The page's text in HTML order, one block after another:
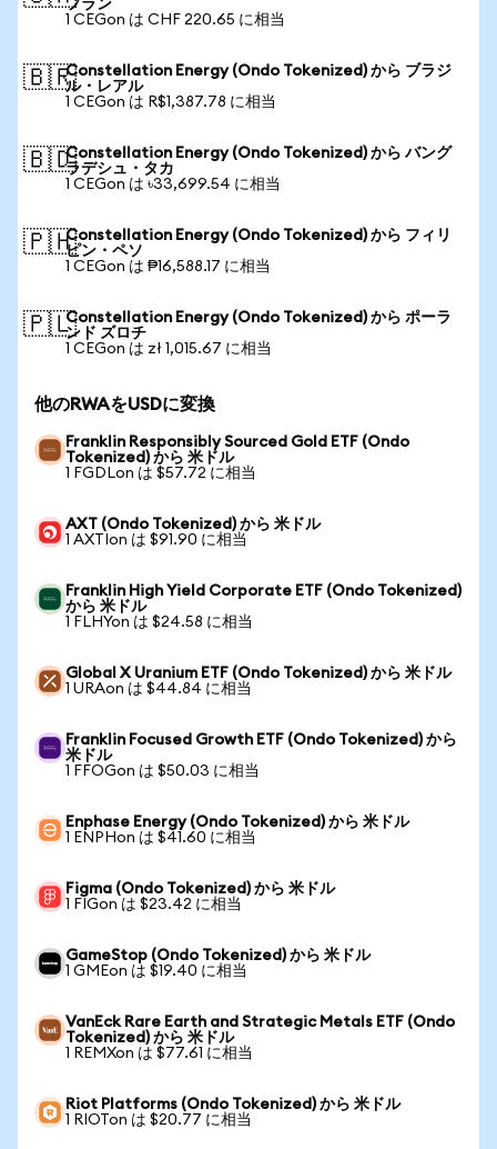
フラン
1 CEGon は CHF 220.65 に相当
🇧🇷Constellation Energy (Ondo Tokenized) から ブラジ
ル・レアル
1 CEGon は R$1,387.78 に相当
🇧🇩Constellation Energy (Ondo Tokenized) から バング
ラデシュ・タカ
1 CEGon は ৳33,699.54 に相当
🇵🇭Constellation Energy (Ondo Tokenized) から フィリ
ピン・ペソ
1 CEGon は ₱16,588.17 に相当
🇵🇱Constellation Energy (Ondo Tokenized) から ポーラ
ンド ズロチ
1 CEGon は zł 1,015.67 に相当
他のRWAをUSDに変換
Franklin Responsibly Sourced Gold ETF (Ondo
Tokenized) から 米ドル
1 FGDLon は $57.72 に相当
AXT (Ondo Tokenized) から 米ドル
1 AXTIon は $91.90 に相当
Franklin High Yield Corporate ETF (Ondo Tokenized)
から 米ドル
1 FLHYon は $24.58 に相当
Global X Uranium ETF (Ondo Tokenized) から 米ドル
1 URAon は $44.84 に相当
Franklin Focused Growth ETF (Ondo Tokenized) から
米ドル
1 FFOGon は $50.03 に相当
Enphase Energy (Ondo Tokenized) から 米ドル
1 ENPHon は $41.60 に相当
Figma (Ondo Tokenized) から 米ドル
1 FIGon は $23.42 に相当
GameStop (Ondo Tokenized) から 米ドル
1 GMEon は $19.40 に相当
VanEck Rare Earth and Strategic Metals ETF (Ondo
Tokenized) から 米ドル
1 REMXon は $77.61 に相当
Riot Platforms (Ondo Tokenized) から 米ドル
1 RIOTon は $20.77 に相当